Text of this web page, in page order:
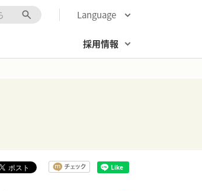
採用情報
Language